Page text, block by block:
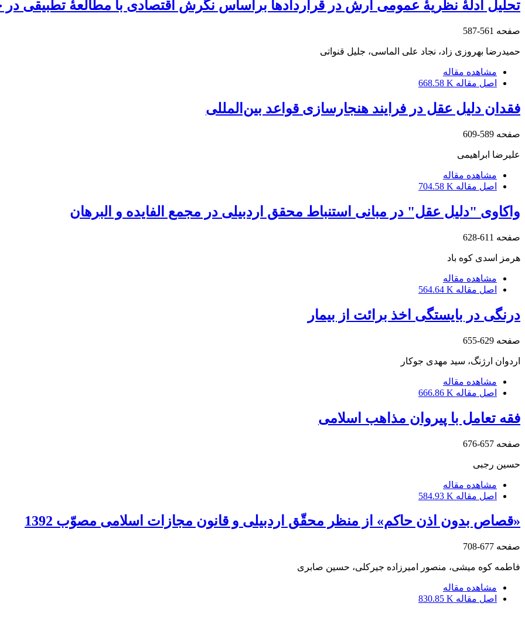
تحلیل ادلۀ نظریۀ عمومی ارش در قراردادها براساس نگرش اقتصادی با مطالعۀ تطبیقی در
صفحه 561-587
حمیدرضا بهروزی زاد، نجاد علی الماسی، جلیل قنواتی
مشاهده مقاله
اصل مقاله 668.58 K
فقدان دلیل عقل در فرایند هنجارسازی قواعد بین‌المللی
صفحه 589-609
علیرضا ابراهیمی
مشاهده مقاله
اصل مقاله 704.58 K
واکاوی "دلیل عقل" در مبانی استنباط محقق اردبیلی در مجمع الفایده و البرهان
صفحه 611-628
هرمز اسدی کوه باد
مشاهده مقاله
اصل مقاله 564.64 K
درنگی در بایستگی اخذ برائت از بیمار
صفحه 629-655
اردوان ارژنگ، سید مهدی جوکار
مشاهده مقاله
اصل مقاله 666.86 K
فقه تعامل با پیروان مذاهب اسلامی
صفحه 657-676
حسین رجبی
مشاهده مقاله
اصل مقاله 584.93 K
«قصاص بدون اذن حاکم» از منظر محقّق اردبیلی و قانون مجازات اسلامی مصوّب 1392
صفحه 677-708
فاطمه کوه میشی، منصور امیرزاده جیرکلی، حسین صابری
مشاهده مقاله
اصل مقاله 830.85 K